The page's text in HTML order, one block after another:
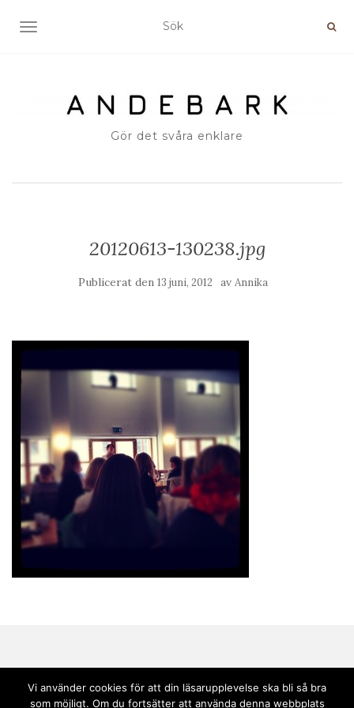
SLÅ PÅ/AV NAVIGERING
Gör det svåra enklare
20120613-130238.jpg
Publicerat den 13 juni, 2012 av Annika
Vi använder cookies för att din läsarupplevelse ska bli så bra
som möjligt. Om du fortsätter att använda denna webbplats